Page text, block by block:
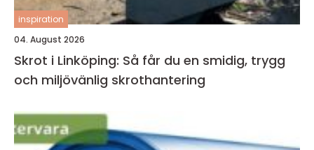
inspiration
04. August 2026
Skrot i Linköping: Så får du en smidig, trygg
och miljövänlig skrothantering